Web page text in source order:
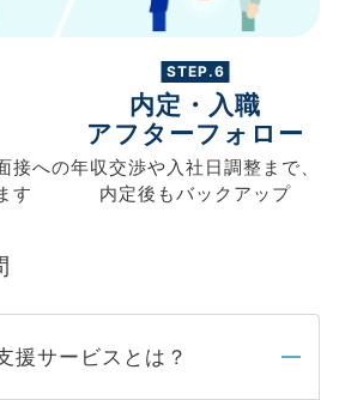
接への
す
STEP.6
内定・入職
アフターフォロー
年収交渉や入社日調整まで、
内定後もバックアップ
援サービスとは？